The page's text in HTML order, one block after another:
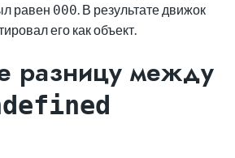
равен 000. В результате движок
его как объект.
разницу между